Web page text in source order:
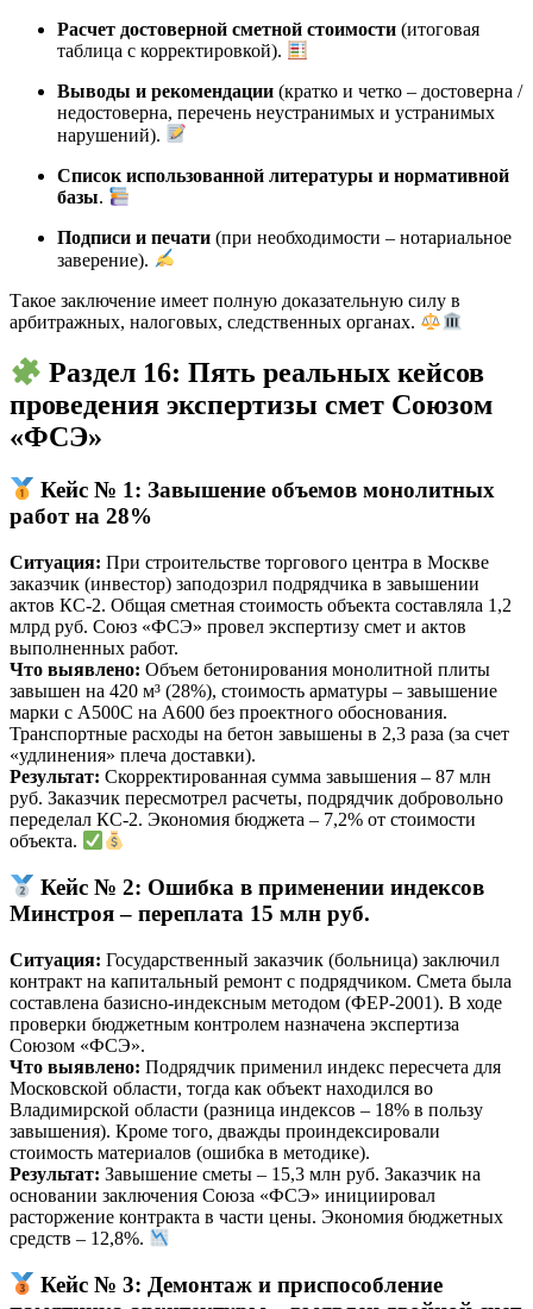
Расчет достоверной сметной стоимости (итоговая
таблица с корректировкой).
Выводы и рекомендации (кратко и четко – достоверна /
недостоверна, перечень неустранимых и устранимых
нарушений).
Список использованной литературы и нормативной
базы.
Подписи и печати (при необходимости – нотариальное
заверение).
Такое заключение имеет полную доказательную силу в
арбитражных, налоговых, следственных органах.
Раздел 16: Пять реальных кейсов
проведения экспертизы смет Союзом
«ФСЭ»
Кейс № 1: Завышение объемов монолитных
работ на 28%
Ситуация: При строительстве торгового центра в Москве
заказчик (инвестор) заподозрил подрядчика в завышении
актов КС-2. Общая сметная стоимость объекта составляла 1,2
млрд руб. Союз «ФСЭ» провел экспертизу смет и актов
выполненных работ.
Что выявлено: Объем бетонирования монолитной плиты
завышен на 420 м³ (28%), стоимость арматуры – завышение
марки с А500С на А600 без проектного обоснования.
Транспортные расходы на бетон завышены в 2,3 раза (за счет
«удлинения» плеча доставки).
Результат: Скорректированная сумма завышения – 87 млн
руб. Заказчик пересмотрел расчеты, подрядчик добровольно
переделал КС-2. Экономия бюджета – 7,2% от стоимости
объекта.
Кейс № 2: Ошибка в применении индексов
Минстроя – переплата 15 млн руб.
Ситуация: Государственный заказчик (больница) заключил
контракт на капитальный ремонт с подрядчиком. Смета была
составлена базисно-индексным методом (ФЕР-2001). В ходе
проверки бюджетным контролем назначена экспертиза
Союзом «ФСЭ».
Что выявлено: Подрядчик применил индекс пересчета для
Московской области, тогда как объект находился во
Владимирской области (разница индексов – 18% в пользу
завышения). Кроме того, дважды проиндексировали
стоимость материалов (ошибка в методике).
Результат: Завышение сметы – 15,3 млн руб. Заказчик на
основании заключения Союза «ФСЭ» инициировал
расторжение контракта в части цены. Экономия бюджетных
средств – 12,8%.
Кейс № 3: Демонтаж и приспособление